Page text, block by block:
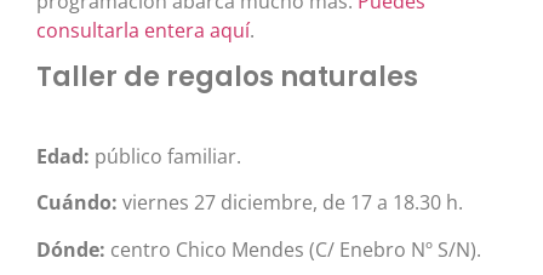
consultarla entera aquí.
Taller de regalos naturales
Edad: público familiar.
Cuándo: viernes 27 diciembre, de 17 a 18.30 h.
Dónde: centro Chico Mendes (C/ Enebro Nº S/N).